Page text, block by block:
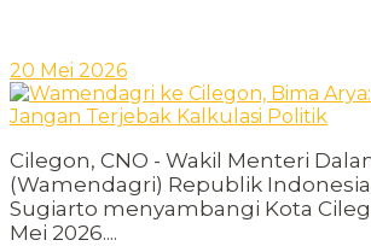
20 Mei 2026
Cilegon, CNO - Wakil Menteri
(Wamendagri) Republik
Sugiarto menyambangi Kota
Mei 2026....